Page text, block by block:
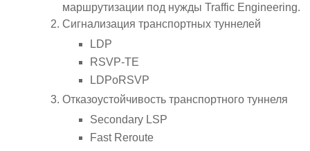
маршрутизации под нужды Traffic Engineering.
Сигнализация транспортных туннелей
LDP
RSVP-TE
LDPoRSVP
Отказоустойчивость транспортного туннеля
Secondary LSP
Fast Reroute